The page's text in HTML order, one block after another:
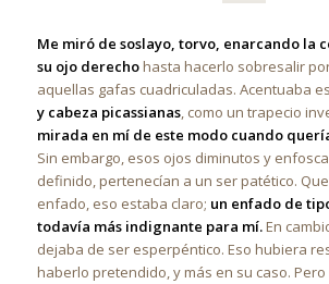
Me miró de soslayo, torvo, enarcando la
su ojo derechohasta hacerlo sobresalir
aquellas gafas cuadriculadas. Acentuaba
y cabeza picassianas, como un trapecio
mirada en mí de este modo cuando
Sin embargo, esos ojos diminutos y
definido, pertenecían a un ser patético.
enfado, eso estaba claro; un enfado de
todavía más indignante para mí.En
dejaba de ser esperpéntico. Eso hubiera
haberlo pretendido, y más en su caso.